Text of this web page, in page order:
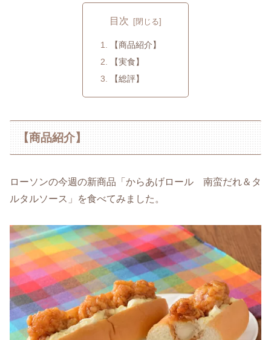
目次
【商品紹介】
【実食】
【総評】
【商品紹介】
ローソンの今週の新商品「からあげロール 南蛮だれ＆タ
ルタルソース」を食べてみました。